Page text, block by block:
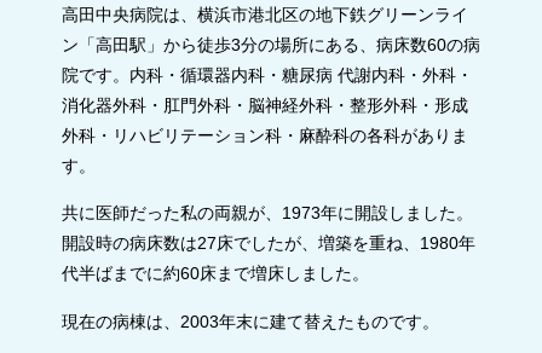
高田中央病院は、横浜市港北区の地下鉄グリーンライ
ン「高田駅」から徒歩3分の場所にある、病床数60の病
院です。内科・循環器内科・糖尿病 代謝内科・外科・
消化器外科・肛門外科・脳神経外科・整形外科・形成
外科・リハビリテーション科・麻酔科の各科がありま
す。
共に医師だった私の両親が、1973年に開設しました。
開設時の病床数は27床でしたが、増築を重ね、1980年
代半ばまでに約60床まで増床しました。
現在の病棟は、2003年末に建て替えたものです。